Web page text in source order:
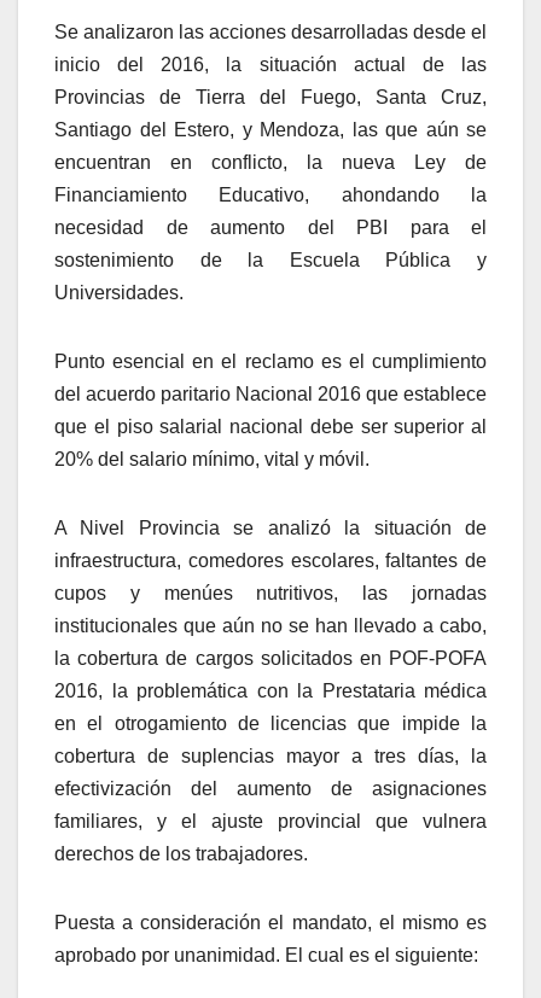
Se analizaron las acciones desarrolladas desde el
inicio del 2016, la situación actual de las
Provincias de Tierra del Fuego, Santa Cruz,
Santiago del Estero, y Mendoza, las que aún se
encuentran en conflicto, la nueva Ley de
Financiamiento Educativo, ahondando la
necesidad de aumento del PBI para el
sostenimiento de la Escuela Pública y
Universidades.
Punto esencial en el reclamo es el cumplimiento
del acuerdo paritario Nacional 2016 que establece
que el piso salarial nacional debe ser superior al
20% del salario mínimo, vital y móvil.
A Nivel Provincia se analizó la situación de
infraestructura, comedores escolares, faltantes de
cupos y menúes nutritivos, las jornadas
institucionales que aún no se han llevado a cabo,
la cobertura de cargos solicitados en POF-POFA
2016, la problemática con la Prestataria médica
en el otrogamiento de licencias que impide la
cobertura de suplencias mayor a tres días, la
efectivización del aumento de asignaciones
familiares, y el ajuste provincial que vulnera
derechos de los trabajadores.
Puesta a consideración el mandato, el mismo es
aprobado por unanimidad. El cual es el siguiente: